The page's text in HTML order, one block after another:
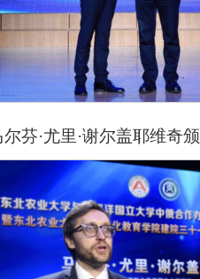
芬·尤里·谢尔盖耶维奇